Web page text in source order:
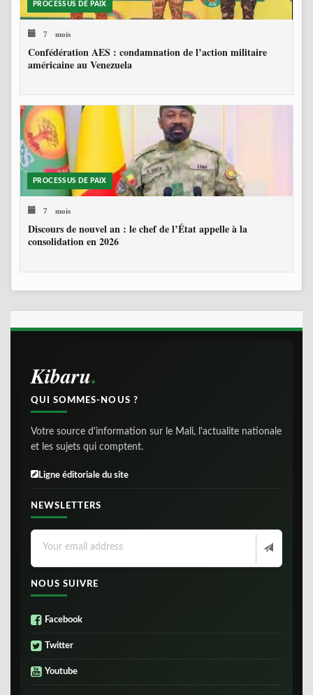
PROCESSUS DE PAIX
7 mois
Confédération AES : condamnation de l’action militaire
américaine au Venezuela
PROCESSUS DE PAIX
7 mois
Discours de nouvel an : le chef de l’État appelle à la
consolidation en 2026
Kibaru
QUI SOMMES-NOUS ?
Votre source d'information sur le Mali, l'actualite nationale
et les sujets qui comptent.
Ligne éditoriale du site
NEWSLETTERS
NOUS SUIVRE
Facebook
Twitter
Youtube